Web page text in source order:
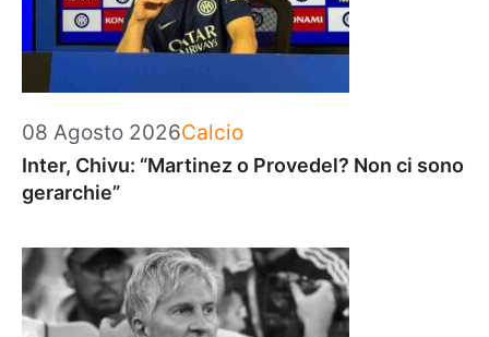
08 Agosto 2026Categorie
Calcio
Inter, Chivu: “Martinez o Provedel? Non ci sono
gerarchie”